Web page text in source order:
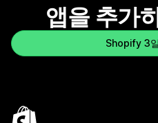
앱을 추가
Shopify 3